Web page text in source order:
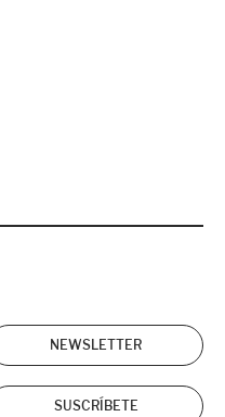
NEWSLETTER
SUSCRÍBETE